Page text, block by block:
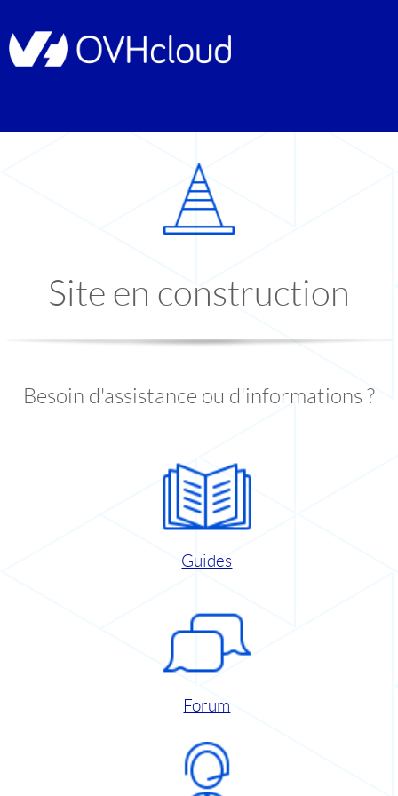
Site en construction
Besoin d'assistance ou d'informations ?
Guides
Forum